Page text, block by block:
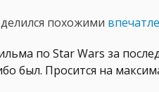
похожими
по Star Wars за
был. Просится на